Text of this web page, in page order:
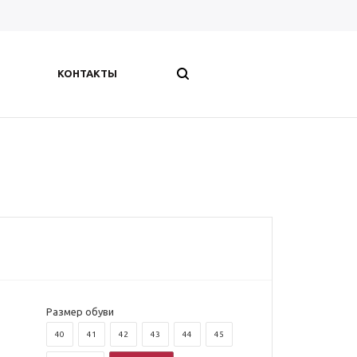
КОНТАКТЫ
Размер обуви
40 41 42 43 44 45